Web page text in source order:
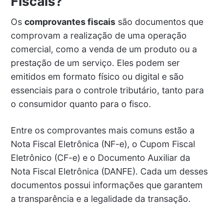
Os comprovantes fiscaissão documentos que
comprovam a realização de uma operação
comercial, como a venda de um produto ou a
prestação de um serviço. Eles podem ser
emitidos em formato físico ou digital e são
essenciais para o controle tributário, tanto para
o consumidor quanto para o fisco.
Entre os comprovantes mais comuns estão a
Nota Fiscal Eletrônica (NF-e), o Cupom Fiscal
Eletrônico (CF-e) e o Documento Auxiliar da
Nota Fiscal Eletrônica (DANFE). Cada um desses
documentos possui informações que garantem
a transparência e a legalidade da transação.